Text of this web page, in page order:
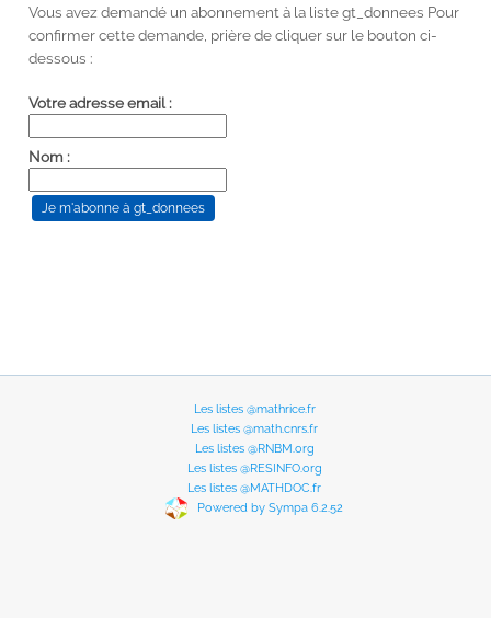
Vous avez demandé un abonnement à la liste gt_donnees Pour
confirmer cette demande, prière de cliquer sur le bouton ci-
dessous :
Votre adresse email :
Nom :
Les listes @mathrice.fr
Les listes @math.cnrs.fr
Les listes @RNBM.org
Les listes @RESINFO.org
Les listes @MATHDOC.fr
Powered by Sympa 6.2.52